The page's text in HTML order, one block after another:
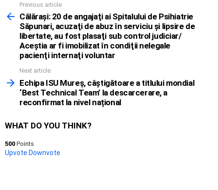
more
Previous article
Călăraşi: 20 de angajaţi ai Spitalului de Psihiatrie
Săpunari, acuzaţi de abuz în serviciu şi lipsire de
libertate, au fost plasaţi sub control judiciar/
Aceştia ar fi imobilizat în condiţii nelegale
pacienţi internaţi voluntar
Next article
Echipa ISU Mureș, câștigătoare a titlului mondial
‘Best Technical Team’ la descarcerare, a
reconfirmat la nivel național
WHAT DO YOU THINK?
500 Points
Upvote Downvote